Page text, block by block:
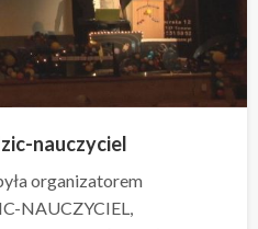
nauczyciel
organizatorem
NAUCZYCIEL,